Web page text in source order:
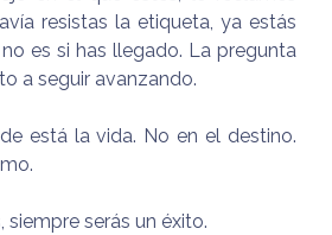
resistas la etiqueta, ya estás
es si has llegado. La pregunta
a seguir avanzando.
está la vida. No en el destino.
siempre serás un éxito.